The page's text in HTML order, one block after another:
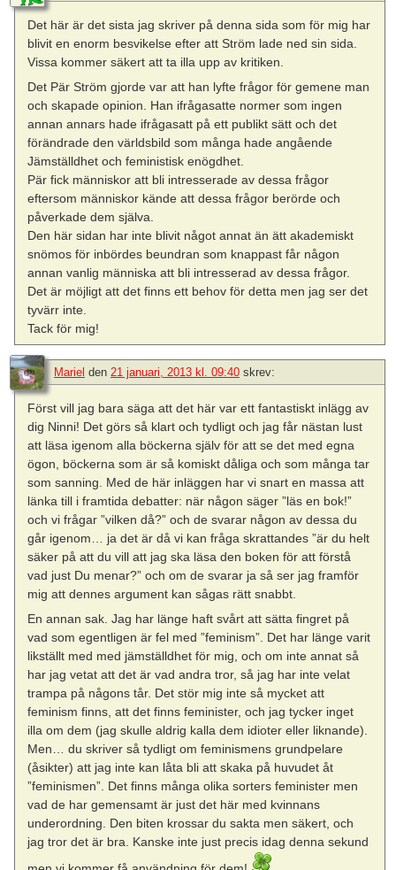
Det här är det sista jag skriver på denna sida som för mig har
blivit en enorm besvikelse efter att Ström lade ned sin sida.
Vissa kommer säkert att ta illa upp av kritiken.
Det Pär Ström gjorde var att han lyfte frågor för gemene man
och skapade opinion. Han ifrågasatte normer som ingen
annan annars hade ifrågasatt på ett publikt sätt och det
förändrade den världsbild som många hade angående
Jämställdhet och feministisk enögdhet.
Pär fick människor att bli intresserade av dessa frågor
eftersom människor kände att dessa frågor berörde och
påverkade dem själva.
Den här sidan har inte blivit något annat än ätt akademiskt
snömos för inbördes beundran som knappast får någon
annan vanlig människa att bli intresserad av dessa frågor.
Det är möjligt att det finns ett behov för detta men jag ser det
tyvärr inte.
Tack för mig!
Mariel den 21 januari, 2013 kl. 09:40 skrev:
Först vill jag bara säga att det här var ett fantastiskt inlägg av
dig Ninni! Det görs så klart och tydligt och jag får nästan lust
att läsa igenom alla böckerna själv för att se det med egna
ögon, böckerna som är så komiskt dåliga och som många tar
som sanning. Med de här inläggen har vi snart en massa att
länka till i framtida debatter: när någon säger ”läs en bok!”
och vi frågar ”vilken då?” och de svarar någon av dessa du
går igenom… ja det är då vi kan fråga skrattandes ”är du helt
säker på att du vill att jag ska läsa den boken för att förstå
vad just Du menar?” och om de svarar ja så ser jag framför
mig att dennes argument kan sågas rätt snabbt.
En annan sak. Jag har länge haft svårt att sätta fingret på
vad som egentligen är fel med ”feminism”. Det har länge varit
likställt med med jämställdhet för mig, och om inte annat så
har jag vetat att det är vad andra tror, så jag har inte velat
trampa på någons tår. Det stör mig inte så mycket att
feminism finns, att det finns feminister, och jag tycker inget
illa om dem (jag skulle aldrig kalla dem idioter eller liknande).
Men… du skriver så tydligt om feminismens grundpelare
(åsikter) att jag inte kan låta bli att skaka på huvudet åt
”feminismen”. Det finns många olika sorters feminister men
vad de har gemensamt är just det här med kvinnans
underordning. Den biten krossar du sakta men säkert, och
jag tror det är bra. Kanske inte just precis idag denna sekund